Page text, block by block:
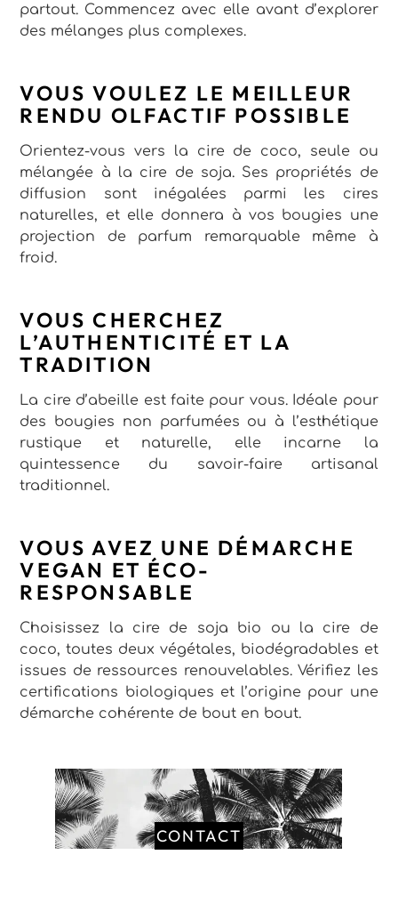
partout. Commencez avec elle avant d’explorer
des mélanges plus complexes.
VOUS VOULEZ LE MEILLEUR
RENDU OLFACTIF POSSIBLE
Orientez-vous vers la cire de coco, seule ou
mélangée à la cire de soja. Ses propriétés de
diffusion sont inégalées parmi les cires
naturelles, et elle donnera à vos bougies une
projection de parfum remarquable même à
froid.
VOUS CHERCHEZ
L’AUTHENTICITÉ ET LA
TRADITION
La cire d’abeille est faite pour vous. Idéale pour
des bougies non parfumées ou à l’esthétique
rustique et naturelle, elle incarne la
quintessence du savoir-faire artisanal
traditionnel.
VOUS AVEZ UNE DÉMARCHE
VEGAN ET ÉCO-
RESPONSABLE
Choisissez la cire de soja bio ou la cire de
coco, toutes deux végétales, biodégradables et
issues de ressources renouvelables. Vérifiez les
certifications biologiques et l’origine pour une
démarche cohérente de bout en bout.
CONTACT